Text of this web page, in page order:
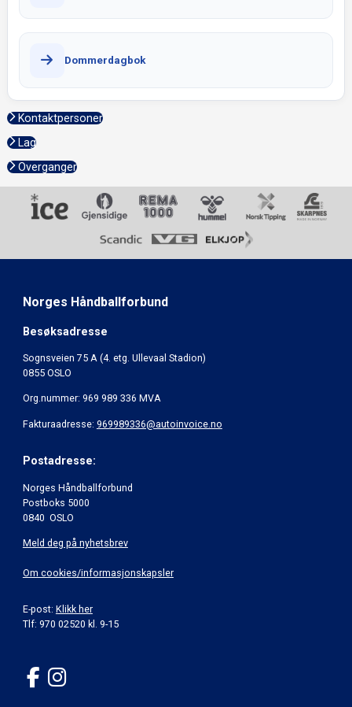
Dommerdagbok
Kontaktpersoner
Lag
Overganger
Norges Håndballforbund
Besøksadresse
Sognsveien 75 A (4. etg. Ullevaal Stadion)
0855 OSLO
Org.nummer: 969 989 336 MVA
Fakturaadresse: 969989336@autoinvoice.no
Postadresse:
Norges Håndballforbund
Postboks 5000
0840 OSLO
Meld deg på nyhetsbrev
Om cookies/informasjonskapsler
E-post: Klikk her
Tlf: 970 02520 kl. 9-15